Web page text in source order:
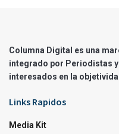
Columna Digital es una
integrado por Periodistas
interesados en la
Links Rapidos
Media Kit